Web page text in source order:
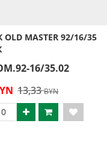
MASTER 92/16/35
16/35.02
13,33BYN